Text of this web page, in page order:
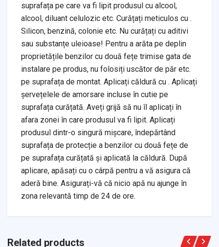
suprafața pe care va fi lipit produsul cu alcool,
alcool, diluant celulozic etc. Curățați meticulos cu .
Silicon, benzină, colonie etc. Nu curățați cu aditivi
sau substanțe uleioase! Pentru a arăta pe deplin
proprietățile benzilor cu două fețe trimise gata de
instalare pe produs, nu folosiți uscător de păr etc.
pe suprafața de montat. Aplicați căldură cu . Aplicați
șervețelele de amorsare incluse în cutie pe
suprafața curățată. Aveți grijă să nu îl aplicați în
afara zonei în care produsul va fi lipit. Aplicați
produsul dintr-o singură mișcare, îndepărtând
suprafața de protecție a benzilor cu două fețe de
pe suprafața curățată și aplicată la căldură. După
aplicare, apăsați cu o cârpă pentru a vă asigura că
aderă bine. Asigurați-vă că nicio apă nu ajunge în
zona relevantă timp de 24 de ore.
Related products